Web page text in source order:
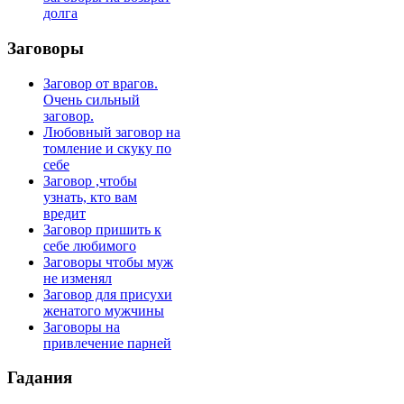
долга
Заговоры
Заговор от врагов.
Очень сильный
заговор.
Любовный заговор на
томление и скуку по
себе
Заговор ,чтобы
узнать, кто вам
вредит
Заговор пришить к
себе любимого
Заговоры чтобы муж
не изменял
Заговор для присухи
женатого мужчины
Заговоры на
привлечение парней
Гадания